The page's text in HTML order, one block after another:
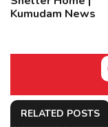
Kumudam News
RELATED POSTS